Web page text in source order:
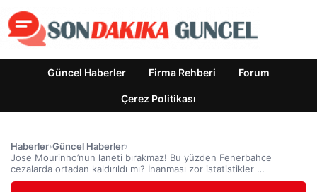
Güncel Haberler Firma Rehberi Forum
Çerez Politikası
Haberler›Güncel Haberler›
Jose Mourinho’nun laneti bırakmaz! Bu yüzden Fenerbahce
cezalarda ortadan kaldırıldı mı? İnanması zor istatistikler …